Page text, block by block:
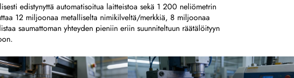
edistynyttä automatisoitua laitteistoa sekä 1 200 neliömetrin
12 miljoonaa metalliselta nimikilveltä/merkkiä, 8 miljoonaa
saumattoman yhteyden pieniin eriin suunniteltuun räätälöityyn